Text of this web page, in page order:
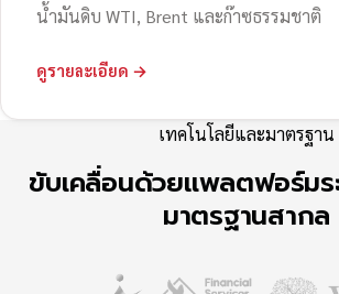
น้ำมันดิบ WTI, Brent และก๊าซธรรมชาติ
ดูรายละเอียด →
เทคโนโลยีและมาตรฐาน
ขับเคลื่อนด้วยแพลตฟอร์มร
มาตรฐานสากล